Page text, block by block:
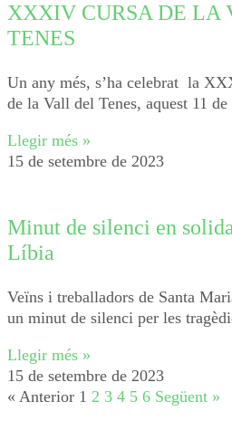
XXXIV CURSA DE LA
TENES
Un any més, s’ha celebrat la
de la Vall del Tenes, aquest 11 de
Llegir més »
15 de setembre de 2023
Minut de silenci en
Líbia
Veïns i treballadors de Santa
un minut de silenci per les
Llegir més »
15 de setembre de 2023
« Anterior 1 2 3 4 5 6 Següent »